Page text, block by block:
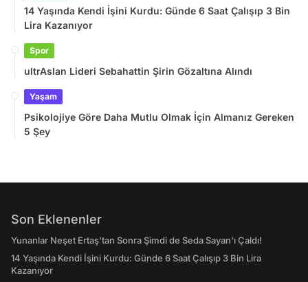
14 Yaşında Kendi İşini Kurdu: Günde 6 Saat Çalışıp 3 Bin
Lira Kazanıyor
Spor
ultrAslan Lideri Sebahattin Şirin Gözaltına Alındı
Yaşam
Psikolojiye Göre Daha Mutlu Olmak İçin Almanız Gereken
5 Şey
Son Eklenenler
Yunanlar Neşet Ertaş'tan Sonra Şimdi de Seda Sayan'ı Çaldı!
14 Yaşında Kendi İşini Kurdu: Günde 6 Saat Çalışıp 3 Bin Lira
Kazanıyor